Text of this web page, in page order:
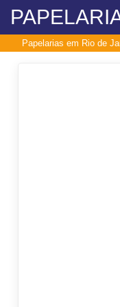
Papelarias em Rio de